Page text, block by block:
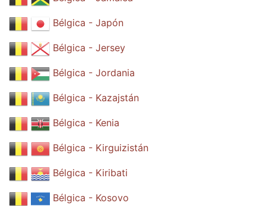
Bélgica - Japón
Bélgica - Jersey
Bélgica - Jordania
Bélgica - Kazajstán
Bélgica - Kenia
Bélgica - Kirguizistán
Bélgica - Kiribati
Bélgica - Kosovo